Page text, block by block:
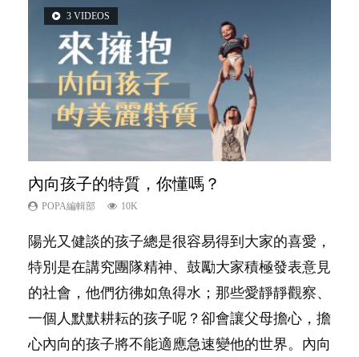
3 VIDEOS
內向孩子的特質，你懂嗎？
POPA編輯部 10K
陽光又健談的孩子總是很容易得到大家的喜愛，
特別是在講究團隊精神、鼓勵大家積極發表意見
的社會，他們彷彿如魚得水；那些愛靜靜觀察、
一個人默默耕耘的孩子呢？卻會讓父母擔心，擔
心內向的孩子將不能適應急速變他的世界。內向
5 VIDEOS
夫妻必看！經營婚姻，沒捷徑
POPA編輯部 22.9K
你是不是也曾經以為只要跟相愛的人結婚，就自
然能走到白頭，但生了孩子卻發現事情不如你所
料？ 經營婚姻，不如我們想像的簡單，卻也不
是大家說得那麼難。一起來認識婚姻的真相！...
2 VIDEOS
想孩子學好外語，點做好？
POPA編輯部 9.9K
有人話學多種語言越早開始越好，有人卻說一時
間太多語言，會令孩子感到混淆，到底誰是誰
非？聽聽專家怎樣說，解開語言學習的迷思～...
6 VIDEOS
孩子能力天注定？
POPA編輯部 7.9K
很多父母都希望孩子係個「叻仔叻女」，學業別
太差，日常自理井井有條。這樣的孩子是萬中無
一，還是魚與熊掌，不能兼得？...
6 VIDEOS
愛孩子也別忘了愛自己，父母如何關顧自
己的身心靈？
照顧孩子衣食住行、陪同兒女應對功課測驗，還
要陪玩製造親子時間，尚要處理家中雜項要
務……當父母的，有千百個任務要做。可惜，有
一樣重要至極的，總被遺漏——關注自己的情緒